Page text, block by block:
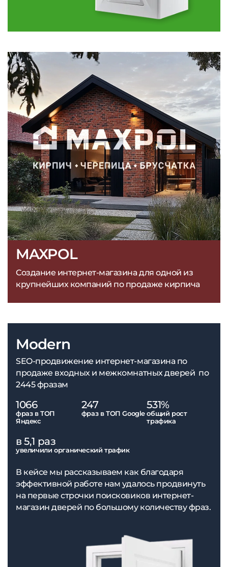
Modern
SEO-продвижение интернет-магазина по
продаже входных и межкомнатных дверей по
2445 фразам
1066
фраз в ТОП
Яндекс
247
фраз в ТОП Google
531%
общий рост
трафика
в 5,1 раз
увеличили органический трафик
В кейсе мы рассказываем как благодаря
эффективной работе нам удалось продвинуть
на первые строчки поисковиков интернет-
магазин дверей по большому количеству фраз.
MAXPOL
Создание интернет-магазина для одной из
крупнейших компаний по продаже кирпича